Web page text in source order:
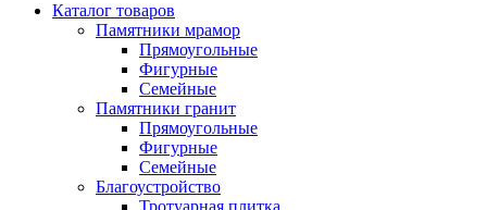
Каталог товаров
Памятники мрамор
Прямоугольные
Фигурные
Семейные
Памятники гранит
Прямоугольные
Фигурные
Семейные
Благоустройство
Тротуарная плитка